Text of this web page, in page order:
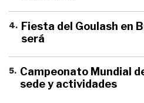
4. Fiesta del Goulash en
será
5. Campeonato Mundial
sede y actividades